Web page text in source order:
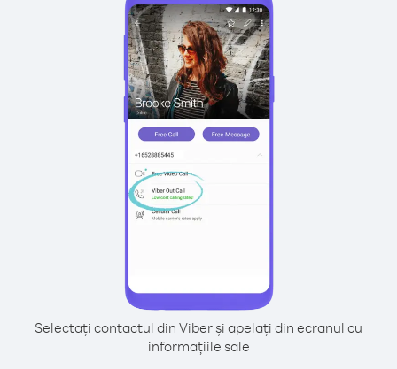
Selectați contactul din Viber și apelați din ecranul cu
informațiile sale